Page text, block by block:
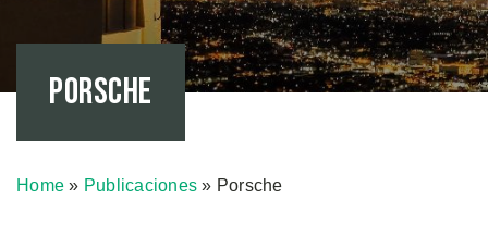
Porsche
Home » Publicaciones » Porsche